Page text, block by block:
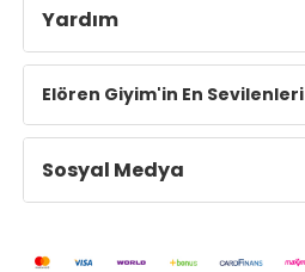
Yardım
Elören Giyim'in En Sevilenleri
Sosyal Medya